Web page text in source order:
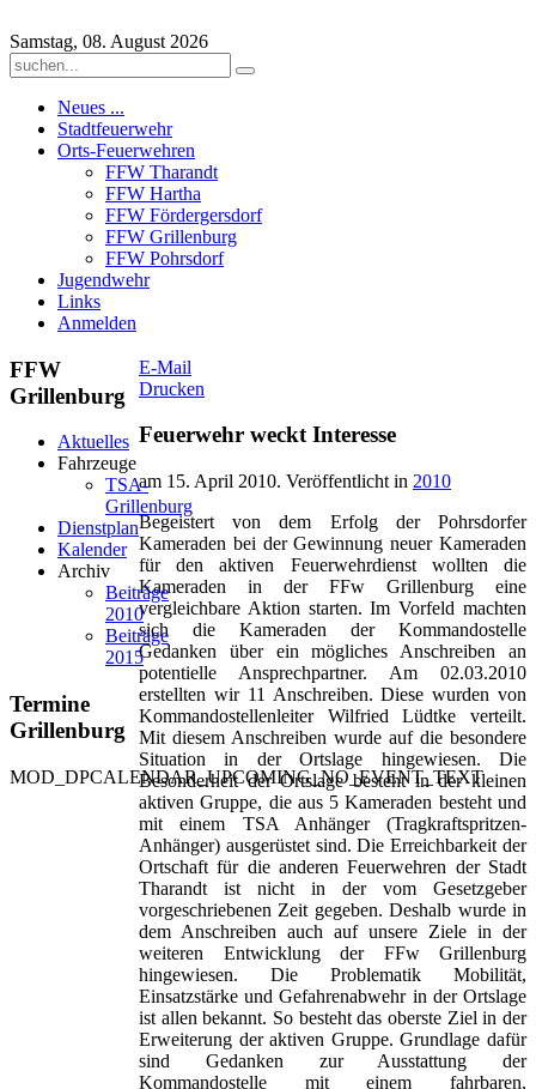
Samstag, 08. August 2026
Neues ...
Stadtfeuerwehr
Orts-Feuerwehren
FFW Tharandt
FFW Hartha
FFW Fördergersdorf
FFW Grillenburg
FFW Pohrsdorf
Jugendwehr
Links
Anmelden
E-Mail
Drucken
Feuerwehr weckt Interesse
am 15. April 2010. Veröffentlicht in 2010
Begeistert von dem Erfolg der Pohrsdorfer
Kameraden bei der Gewinnung neuer Kameraden
für den aktiven Feuerwehrdienst wollten die
Kameraden in der FFw Grillenburg eine
vergleichbare Aktion starten. Im Vorfeld machten
sich die Kameraden der Kommandostelle
Gedanken über ein mögliches Anschreiben an
potentielle Ansprechpartner. Am 02.03.2010
erstellten wir 11 Anschreiben. Diese wurden von
Kommandostellenleiter Wilfried Lüdtke verteilt.
Mit diesem Anschreiben wurde auf die besondere
Situation in der Ortslage hingewiesen. Die
Besonderheit der Ortslage besteht in der kleinen
aktiven Gruppe, die aus 5 Kameraden besteht und
mit einem TSA Anhänger (Tragkraftspritzen-
Anhänger) ausgerüstet sind. Die Erreichbarkeit der
Ortschaft für die anderen Feuerwehren der Stadt
Tharandt ist nicht in der vom Gesetzgeber
vorgeschriebenen Zeit gegeben. Deshalb wurde in
dem Anschreiben auch auf unsere Ziele in der
weiteren Entwicklung der FFw Grillenburg
hingewiesen. Die Problematik Mobilität,
Einsatzstärke und Gefahrenabwehr in der Ortslage
ist allen bekannt. So besteht das oberste Ziel in der
Erweiterung der aktiven Gruppe. Grundlage dafür
sind Gedanken zur Ausstattung der
Kommandostelle mit einem fahrbaren,
FFW
Grillenburg
Aktuelles
Fahrzeuge
TSA-
Grillenburg
Dienstplan
Kalender
Archiv
Beiträge
2010
Beiträge
2015
Termine
Grillenburg
MOD_DPCALENDAR_UPCOMING_NO_EVENT_TEXT